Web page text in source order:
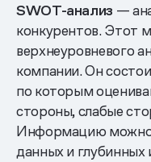
SWOT-анализ —
конкурентов. Этот
верхнеуровневого
компании. Он
по которым
стороны, слабые
Информацию можно
данных и глубинных